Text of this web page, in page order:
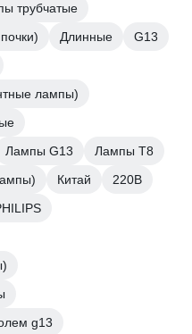
трубчатые
Длинные
G13
лампы)
Лампы G13
Лампы T8
Китай
220В
g13